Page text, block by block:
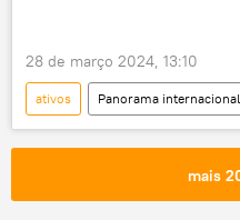
28 de março 2024, 13:10
ativos Panorama internacional
Moscou
Ucrânia
mais